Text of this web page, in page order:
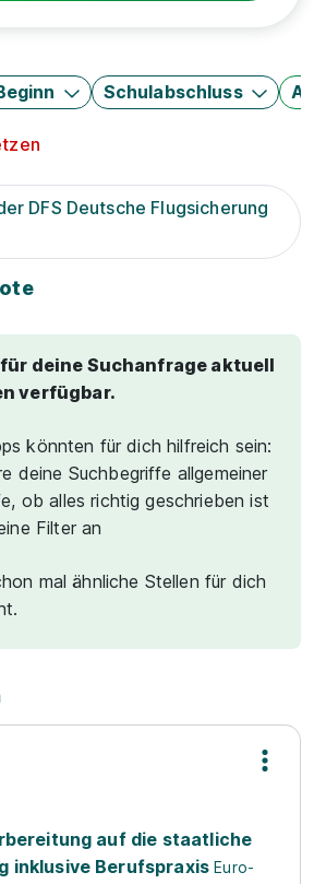
Schulabschluss
DFS Deutsche Flugsicherung
deine Suchanfrage aktuell
verfügbar.
könnten für dich hilfreich sein:
deine Suchbegriffe allgemeiner
ob alles richtig geschrieben ist
Filter an
mal ähnliche Stellen für dich
auf die staatliche
inklusive Berufspraxis Euro-